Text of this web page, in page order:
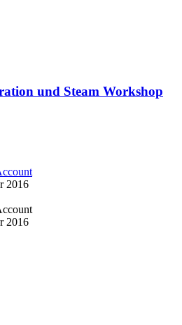
und Steam Workshop
2016
2016